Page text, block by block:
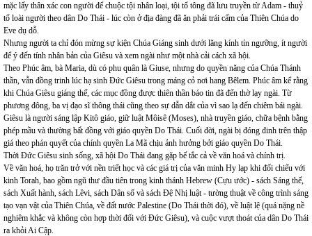
mặc lấy thân xác con người để chuộc tội nhân loại, tội tổ tông đã lưu truyền từ Adam - thuỷ
tổ loài người theo dân Do Thái - lúc còn ở địa đàng đã ăn phải trái cấm của Thiên Chúa do
Eve dụ dỗ.
Nhưng người ta chỉ đón mừng sự kiện Chúa Giáng sinh dưới lăng kính tín ngưỡng, ít người
để ý đến tính nhân bản của Giêsu và xem ngài như một nhà cải cách xã hội.
Theo Phúc âm, bà Maria, dù có phu quân là Giuse, nhưng do quyền năng của Chúa Thánh
thần, vẫn đồng trinh lúc hạ sinh Đức Giêsu trong máng cỏ nơi hang Bêlem. Phúc âm kể rằng
khi Chúa Giêsu giáng thế, các mục đồng được thiên thần báo tin đã đến thờ lạy ngài. Từ
phương đông, ba vị đạo sĩ thông thái cũng theo sự dẫn dắt của vì sao lạ đến chiêm bái ngài.
Giêsu là người sáng lập Kitô giáo, giữ luật Môisê (Moses), nhà truyền giáo, chữa bệnh bằng
phép mầu và thường bất đồng với giáo quyền Do Thái. Cuối đời, ngài bị đóng đinh trên thập
giá theo phán quyết của chính quyền La Mã chịu ảnh hưởng bởi giáo quyền Do Thái.
Thời Đức Giêsu sinh sống, xã hội Do Thái đang gặp bế tắc cả về văn hoá và chính trị.
Về văn hoá, họ trăn trở với nền triết học và các giá trị của văn minh Hy lạp khi đối chiếu với
kinh Torah, bao gồm ngũ thư đầu tiên trong kinh thánh Hebrew (Cựu ước) - sách Sáng thế,
sách Xuất hành, sách Lêvi, sách Dân số và sách Đệ Nhị luật - tường thuật về công trình sáng
tạo vạn vật của Thiên Chúa, về đất nước Palestine (Do Thái thời đó), về luật lệ (quá nặng nề
nghiêm khắc và không còn hợp thời đối với Đức Giêsu), và cuộc vượt thoát của dân Do Thái
ra khỏi Ai Cập.